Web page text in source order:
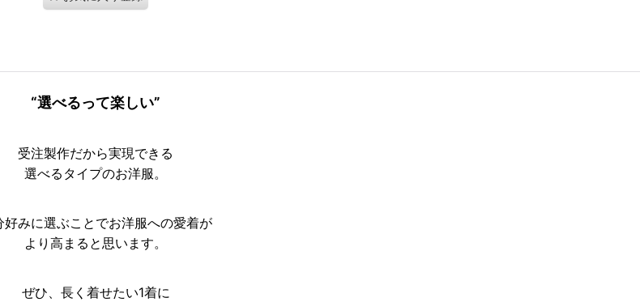
“選べるって楽しい”
受注製作だから実現できる
選べるタイプのお洋服。
好みに選ぶことでお洋服への愛着が
より高まると思います。
ぜひ、長く着せたい1着に